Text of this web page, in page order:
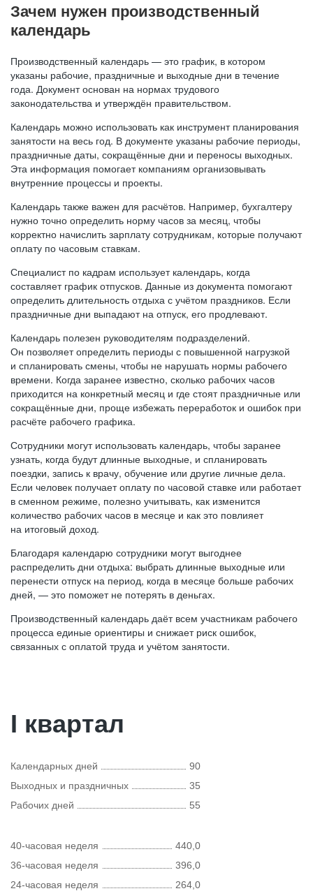
Зачем нужен производственный
календарь
Производственный календарь — это график, в котором
указаны рабочие, праздничные и выходные дни в течение
года. Документ основан на нормах трудового
законодательства и утверждён правительством.
Календарь можно использовать как инструмент планирования
занятости на весь год. В документе указаны рабочие периоды,
праздничные даты, сокращённые дни и переносы выходных.
Эта информация помогает компаниям организовывать
внутренние процессы и проекты.
Календарь также важен для расчётов. Например, бухгалтеру
нужно точно определить норму часов за месяц, чтобы
корректно начислить зарплату сотрудникам, которые получают
оплату по часовым ставкам.
Специалист по кадрам использует календарь, когда
составляет график отпусков. Данные из документа помогают
определить длительность отдыха с учётом праздников. Если
праздничные дни выпадают на отпуск, его продлевают.
Календарь полезен руководителям подразделений.
Он позволяет определить периоды с повышенной нагрузкой
и спланировать смены, чтобы не нарушать нормы рабочего
времени. Когда заранее известно, сколько рабочих часов
приходится на конкретный месяц и где стоят праздничные или
сокращённые дни, проще избежать переработок и ошибок при
расчёте рабочего графика.
Сотрудники могут использовать календарь, чтобы заранее
узнать, когда будут длинные выходные, и спланировать
поездки, запись к врачу, обучение или другие личные дела.
Если человек получает оплату по часовой ставке или работает
в сменном режиме, полезно учитывать, как изменится
количество рабочих часов в месяце и как это повлияет
на итоговый доход.
Благодаря календарю сотрудники могут выгоднее
распределить дни отдыха: выбрать длинные выходные или
перенести отпуск на период, когда в месяце больше рабочих
дней, — это поможет не потерять в деньгах.
Производственный календарь даёт всем участникам рабочего
процесса единые ориентиры и снижает риск ошибок,
связанных с оплатой труда и учётом занятости.
I квартал
Календарных дней
90
Выходных и праздничных
35
Рабочих дней
55
40-часовая неделя
440,0
36-часовая неделя
396,0
24-часовая неделя
264,0